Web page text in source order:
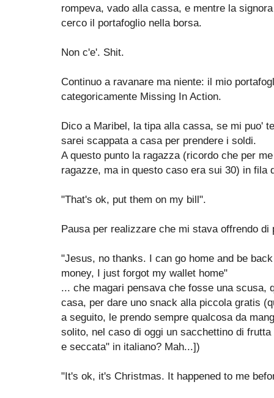
rompeva, vado alla cassa, e mentre la
cerco il portafoglio nella borsa.
Non c'e'. Shit.
Continuo a ravanare ma niente: il mio
categoricamente Missing In Action.
Dico a Maribel, la tipa alla cassa, se mi puo'
sarei scappata a casa per prendere i soldi.
A questo punto la ragazza (ricordo che per
ragazze, ma in questo caso era sui 30) in fila
"That's ok, put them on my bill".
Pausa per realizzare che mi stava offrendo di
"Jesus, no thanks. I can go home and be
money, I just forgot my wallet home"
... che magari pensava che fosse una scusa,
casa, per dare uno snack alla piccola gratis
a seguito, le prendo sempre qualcosa da
solito, nel caso di oggi un sacchettino di
e seccata" in italiano? Mah...])
"It's ok, it's Christmas. It happened to me